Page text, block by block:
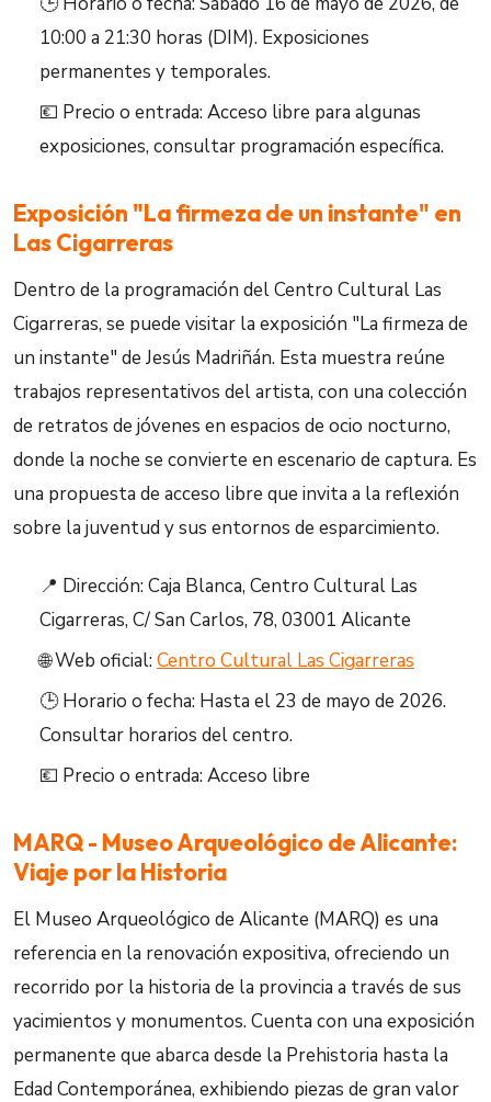
10:00 a 21:30 horas (DIM). Exposiciones
permanentes y temporales.
💶 Precio o entrada: Acceso libre para algunas
exposiciones, consultar programación específica.
Exposición "La firmeza de un instante" en
Las Cigarreras
Dentro de la programación del Centro Cultural Las
Cigarreras, se puede visitar la exposición "La firmeza de
un instante" de Jesús Madriñán. Esta muestra reúne
trabajos representativos del artista, con una colección
de retratos de jóvenes en espacios de ocio nocturno,
donde la noche se convierte en escenario de captura. Es
una propuesta de acceso libre que invita a la reflexión
sobre la juventud y sus entornos de esparcimiento.
📍 Dirección: Caja Blanca, Centro Cultural Las
Cigarreras, C/ San Carlos, 78, 03001 Alicante
🌐 Web oficial:Centro Cultural Las Cigarreras
🕒 Horario o fecha: Hasta el 23 de mayo de 2026.
Consultar horarios del centro.
💶 Precio o entrada: Acceso libre
MARQ - Museo Arqueológico de Alicante:
Viaje por la Historia
El Museo Arqueológico de Alicante (MARQ) es una
referencia en la renovación expositiva, ofreciendo un
recorrido por la historia de la provincia a través de sus
yacimientos y monumentos. Cuenta con una exposición
permanente que abarca desde la Prehistoria hasta la
Edad Contemporánea, exhibiendo piezas de gran valor